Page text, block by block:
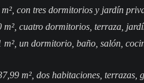
con tres dormitorios y jardín
m², cuatro dormitorios, terraza,
m², un dormitorio, baño, salón,
m², dos habitaciones,